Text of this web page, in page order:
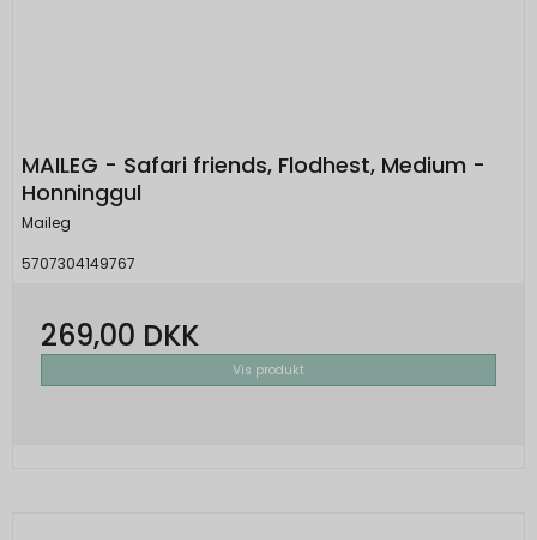
MAILEG - Safari friends, Flodhest, Medium -
Honninggul
Maileg
5707304149767
269,00 DKK
Vis produkt